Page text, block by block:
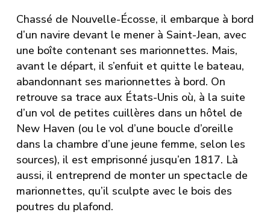
Chassé de Nouvelle-Écosse, il embarque à bord
d’un navire devant le mener à Saint-Jean, avec
une boîte contenant ses marionnettes. Mais,
avant le départ, il s’enfuit et quitte le bateau,
abandonnant ses marionnettes à bord. On
retrouve sa trace aux États-Unis où, à la suite
d’un vol de petites cuillères dans un hôtel de
New Haven (ou le vol d’une boucle d’oreille
dans la chambre d’une jeune femme, selon les
sources), il est emprisonné jusqu’en 1817. Là
aussi, il entreprend de monter un spectacle de
marionnettes, qu’il sculpte avec le bois des
poutres du plafond.